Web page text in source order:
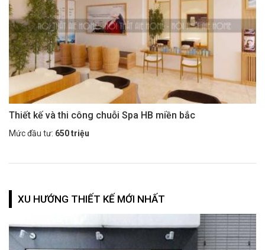
Thiết kế và thi công chuỗi Spa HB miền bắc
Mức đầu tư: 650 triệu
XU HƯỚNG THIẾT KẾ MỚI NHẤT